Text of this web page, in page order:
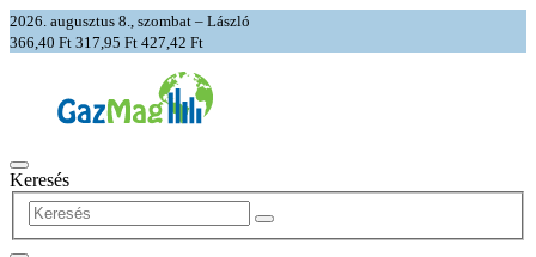
2026. augusztus 8., szombat – László
366,40 Ft 317,95 Ft 427,42 Ft
Keresés